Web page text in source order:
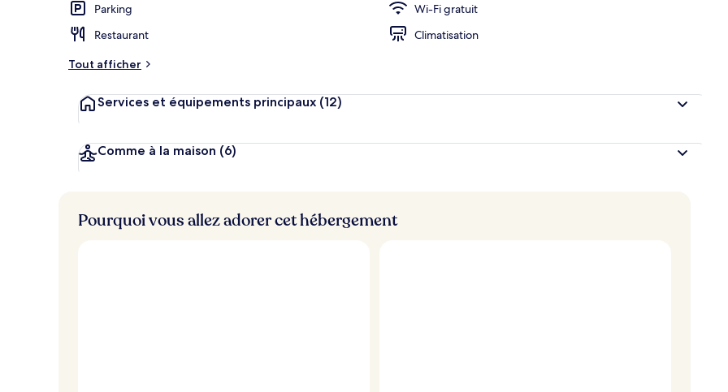
Parking
Wi-Fi gratuit
Restaurant
Climatisation
Tout afficher
Services et équipements principaux (12)
Comme à la maison (6)
Pourquoi vous allez adorer cet hébergement